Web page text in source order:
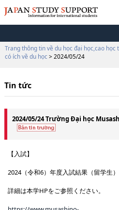
Trang thông tin về du học đại học,cao học
có ích về du học > 2024/05/24
Tin tức
2024/05/24 Trường Đại học
【入試】
2024（令和6）年度入試結果（留学生）
詳細は本学HPをご参照ください。